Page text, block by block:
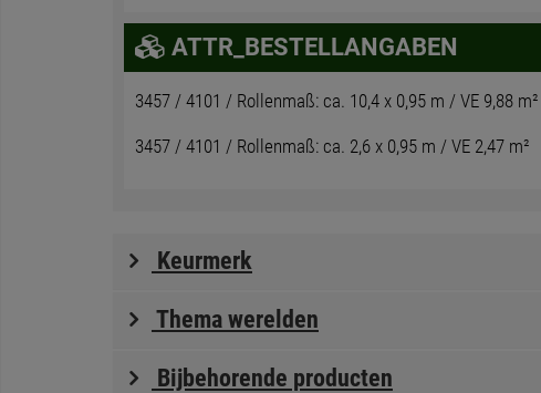
ATTR_BESTELLANGABEN
3457 / 4101 / Rollenmaß: ca. 10,4 x 0,95 m / VE 9,88 m²
3457 / 4101 / Rollenmaß: ca. 2,6 x 0,95 m / VE 2,47 m²
Keurmerk
Thema werelden
Bijbehorende producten